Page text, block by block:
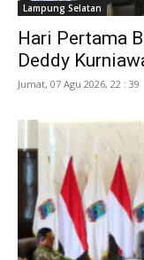
Lampung Selatan
Hari Pertama
Deddy
Jumat, 07 Agu 2026, 22 : 39